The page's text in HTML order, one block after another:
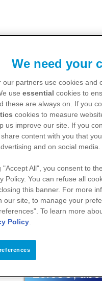
Leios®,
We need your
our partners use cookies and
use essential cookies to
these are always on. If you
cookies to measure
us improve our site. If you
content with you that
and on social media.
"Accept All", you consent to
Policy. You can refuse all
this banner. For more
our site, to manage your
To learn more
Policy